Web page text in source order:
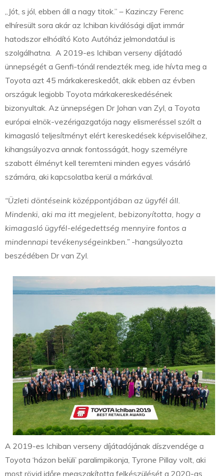
„Jót, s jól, ebben áll a nagy titok.” – Kazinczy Ferenc
elhíresült sora akár az Ichiban kiválósági díjat immár
hatodszor elhódító Koto Autóház jelmondatául is
szolgálhatna. A 2019-es Ichiban verseny díjátadó
ünnepségét a Genfi-tónál rendezték meg, ide hívta meg a
Toyota azt 45 márkakereskedőt, akik ebben az évben
országuk legjobb Toyota márkakereskedésének
bizonyultak. Az ünnepségen Dr Johan van Zyl, a Toyota
európai elnök-vezérigazgatója nagy elismeréssel szólt a
kimagasló teljesítményt elért kereskedések képviselőihez,
kihangsúlyozva annak fontosságát, hogy személyre
szabott élményt kell teremteni minden egyes vásárló
számára, aki kapcsolatba kerül a márkával.
“Üzleti döntéseink középpontjában az ügyfél áll.
Mindenki, aki ma itt megjelent, bebizonyította, hogy a
kimagasló ügyfél-elégedettség mennyire fontos a
mindennapi tevékenységeinkben.” -hangsúlyozta
beszédében Dr van Zyl.
A 2019-es Ichiban verseny díjátadójának díszvendége a
Toyota ‘házon belüli’ paralimpikonja, Tyrone Pillay volt, aki
most rövid időre megszakította felkészülését a 2020-as